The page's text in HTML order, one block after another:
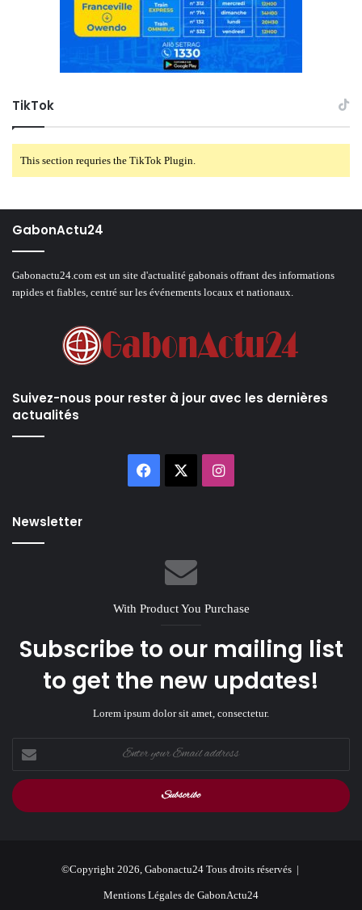
TikTok
This section requries the TikTok Plugin.
GabonActu24
Gabonactu24.com est un site d'actualité gabonais offrant des informations
rapides et fiables, centré sur les événements locaux et nationaux.
Suivez-nous pour rester à jour avec les dernières
actualités
Facebook Instagram
Newsletter
With Product You Purchase
Subscribe to our mailing list
to get the new updates!
Lorem ipsum dolor sit amet, consectetur.
your
Email
address
©Copyright 2026, Gabonactu24 Tous droits réservés |
Mentions Légales de GabonActu24